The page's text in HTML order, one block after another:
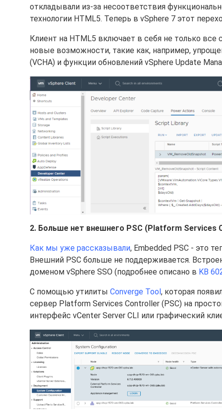
откладывали из-за несоответствия
технологии HTML5. Теперь в vSphere 7 этот
Клиент на HTML5 включает в себя не только все
новые возможности, такие как, например,
(VCHA) и функции обновлений vSphere Update
2. Больше нет внешнего PSC (Platform Services
Как мы уже рассказывали, Embedded PSC - это
Внешний PSC больше не поддерживается.
доменом vSphere SSO (подробнее описано в KB
С помощью утилиты Converge Tool, которая
сервер Platform Services Controller (PSC) на
интерфейс vCenter Server CLI или графический